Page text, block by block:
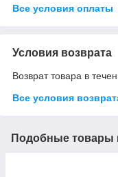
Все условия оплаты
Условия возврата
Возврат товара в
Все условия
Подобные товары